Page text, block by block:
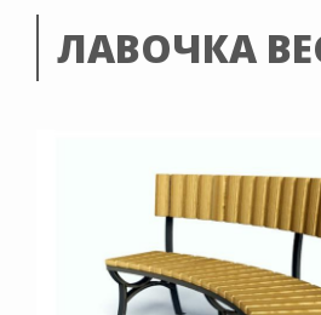
ЛАВОЧКА